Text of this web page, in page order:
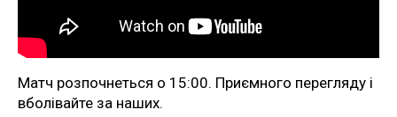
Матч розпочнеться о 15:00. Приємного перегляду і
вболівайте за наших.